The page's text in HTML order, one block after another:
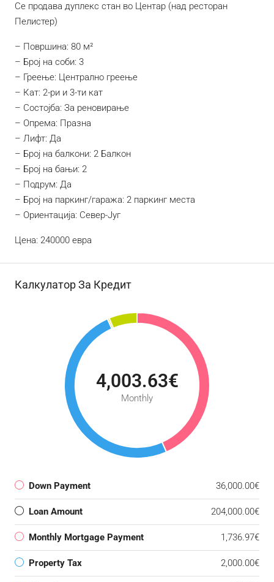
Се продава дуплекс стан во Центар (над ресторан
Пелистер)
– Површина: 80 м²
– Број на соби: 3
– Греење: Централно греење
– Кат: 2-ри и 3-ти кат
– Состојба: За реновирање
– Опрема: Празна
– Лифт: Да
– Број на балкони: 2 Балкон
– Број на бањи: 2
– Подрум: Да
– Број на паркинг/гаража: 2 паркинг места
– Ориентација: Север-Југ
Цена: 240000 евра
Калкулатор За Кредит
4,003.63€
Monthly
Down Payment 36,000.00€
Loan Amount 204,000.00€
Monthly Mortgage Payment 1,736.97€
Property Tax 2,000.00€